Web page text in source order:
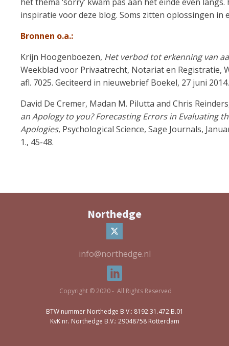
inspiratie voor deze blog. Soms zitten oplossingen in
Bronnen o.a.:
Krijn Hoogenboezen, Het verbod tot erkenning van
Weekblad voor Privaatrecht, Notariat en Registratie,
afl. 7025. Geciteerd in nieuwebrief Boekel, 27 juni 2014.
David De Cremer, Madan M. Pilutta and Chris
an Apology to you? Forecasting Errors in Evaluating
Apologies, Psychological Science, Sage Journals,
1., 45-48.
Northedge
info@northedge.nl
Copyright © 2020 - All Rights Reserved
BTW nummer Northedge B.V.: 8192.31.472.B.01
KvK nr. Northedge B.V.: 29048758 Rotterdam